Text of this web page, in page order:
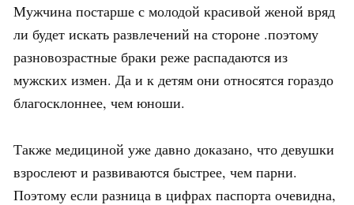
Мужчина постарше с молодой красивой женой вряд
ли будет искать развлечений на стороне .поэтому
разновозрастные браки реже распадаются из
мужских измен. Да и к детям они относятся гораздо
благосклоннее, чем юноши.
Также медициной уже давно доказано, что девушки
взрослеют и развиваются быстрее, чем парни.
Поэтому если разница в цифрах паспорта очевидна,